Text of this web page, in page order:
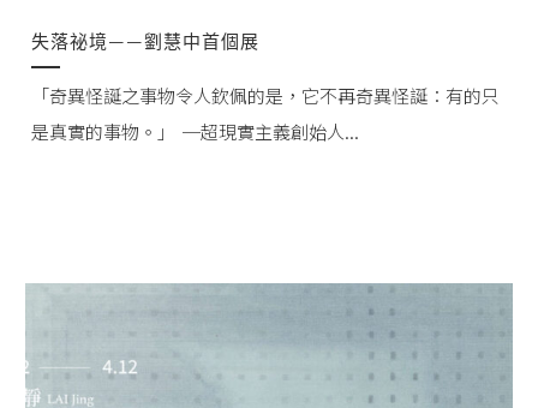
失落祕境——劉慧中首個展
「奇異怪誕之事物令人欽佩的是，它不再奇異怪誕：有的只
是真實的事物。」 ─超現實主義創始人...